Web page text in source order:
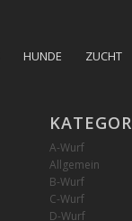
HUNDE ZUCHT
A-Wurf
Allgemein
B-Wurf
C-Wurf
D-Wurf